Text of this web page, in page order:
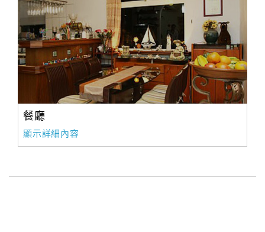
餐廳
顯示詳細內容